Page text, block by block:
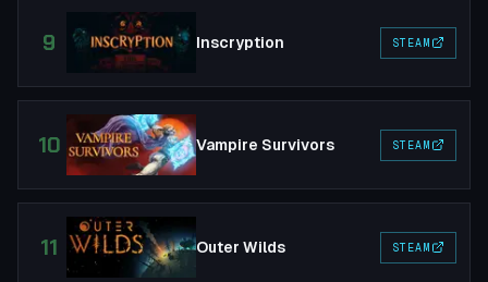
9 Inscryption STEAM
10 Vampire Survivors STEAM
11 Outer Wilds STEAM